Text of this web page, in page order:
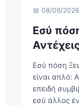
📅 08/06/2026
Εσύ
Εσύ πόση
είναι απλό:
επειδή
εσύ άλλος